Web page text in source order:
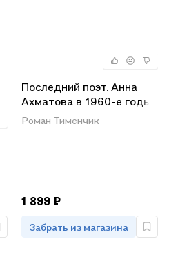
Последний поэт. Анна
Ахматова в 1960-е годы
(комплект из 2 книг)
Роман Тименчик
1 899 ₽
Забрать из магазина